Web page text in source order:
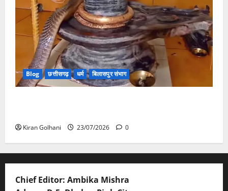
Blog छत्तीसगढ़ धर्म बिलासपुर संभाग
Kiran Golhani 23/07/2026 0
Chief Editor: Ambika Mishra